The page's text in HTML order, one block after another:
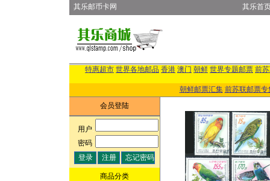
其乐邮币卡网 其乐首
特惠超市 世界各地邮品 香港 澳门 朝鲜 世界专题邮票 前
朝鲜邮票汇集 前苏联邮票专
会员登陆
用户:
密码:
商品分类